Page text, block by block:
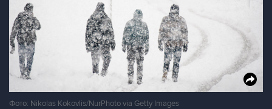
Фото: Nikolas Kokovlis/NurPhoto via Getty Images